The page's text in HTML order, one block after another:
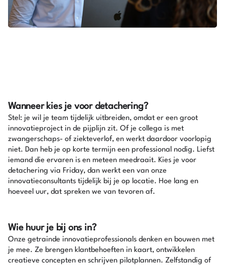
Wanneer kies je voor detachering?
Stel: je wil je team tijdelijk uitbreiden, omdat er een groot
innovatieproject in de pijplijn zit. Of je collega is met
zwangerschaps- of ziekteverlof, en werkt daardoor voorlopig
niet. Dan heb je op korte termijn een professional nodig. Liefst
iemand die ervaren is en meteen meedraait. Kies je voor
detachering via Friday, dan werkt een van onze
innovatieconsultants tijdelijk bij je op locatie. Hoe lang en
hoeveel uur, dat spreken we van tevoren af.
Wie huur je bij ons in?
Onze getrainde innovatieprofessionals denken en bouwen met
je mee. Ze brengen klantbehoeften in kaart, ontwikkelen
creatieve concepten en schrijven pilotplannen. Zelfstandig of